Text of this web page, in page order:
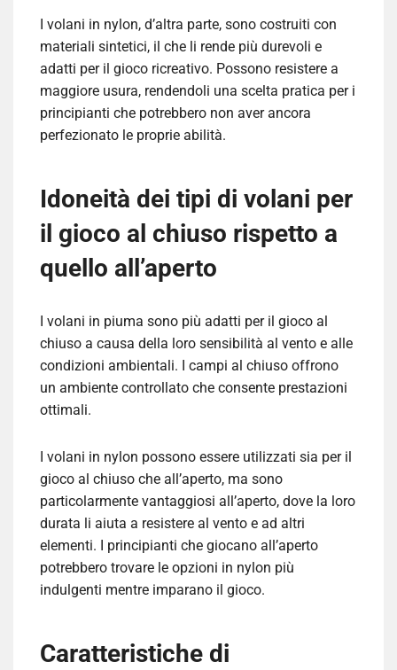
I volani in nylon, d’altra parte, sono costruiti con
materiali sintetici, il che li rende più durevoli e
adatti per il gioco ricreativo. Possono resistere a
maggiore usura, rendendoli una scelta pratica per i
principianti che potrebbero non aver ancora
perfezionato le proprie abilità.
Idoneità dei tipi di volani per
il gioco al chiuso rispetto a
quello all’aperto
I volani in piuma sono più adatti per il gioco al
chiuso a causa della loro sensibilità al vento e alle
condizioni ambientali. I campi al chiuso offrono
un ambiente controllato che consente prestazioni
ottimali.
I volani in nylon possono essere utilizzati sia per il
gioco al chiuso che all’aperto, ma sono
particolarmente vantaggiosi all’aperto, dove la loro
durata li aiuta a resistere al vento e ad altri
elementi. I principianti che giocano all’aperto
potrebbero trovare le opzioni in nylon più
indulgenti mentre imparano il gioco.
Caratteristiche di